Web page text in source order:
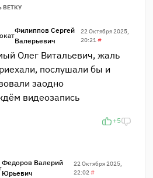
ВЕТКУ
Филиппов Сергей
Валерьевич
22 Октября 2025,
20:21#
Олег Витальевич, жаль
послушали бы и
заодно
видеозапись
+5
Федоров Валерий
Юрьевич
22 Октября 2025,
22:02#